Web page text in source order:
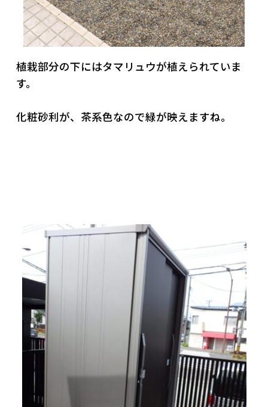
植栽部分の下にはタマリュウが植えられていま
す。
化粧砂利が、茶系色なので緑が映えますね。